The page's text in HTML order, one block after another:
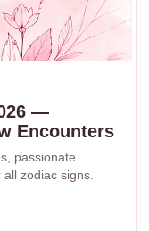
—
Encounters
passionate
zodiac signs.